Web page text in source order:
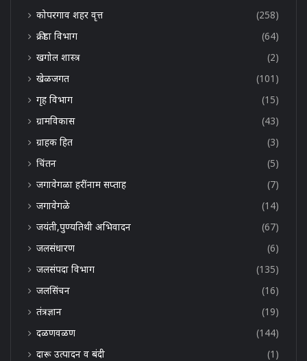
कोपरगाव शहर वृत्त
(258)
क्रीडा विभाग
(64)
खगोल शास्त्र
(2)
खेळजगत
(101)
गृह विभाग
(15)
ग्रामविकास
(43)
ग्राहक हित
(3)
चिंतन
(5)
जगावेगळा हरींनाम सप्ताह
(7)
जगावेगळे
(14)
जयंती,पुण्यतिथी अभिवादन
(67)
जलसंधारण
(6)
जलसंपदा विभाग
(135)
जलसिंचन
(16)
तंत्रज्ञान
(19)
दळणवळण
(144)
दारू उत्पादन व बंदी
(1)